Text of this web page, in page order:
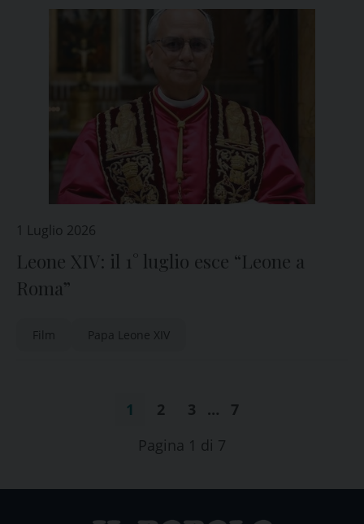
1 Luglio 2026
Leone XIV: il 1° luglio esce “Leone a
Roma”
Film Papa Leone XIV
1 2 3 …
7
Pagina 1 di 7